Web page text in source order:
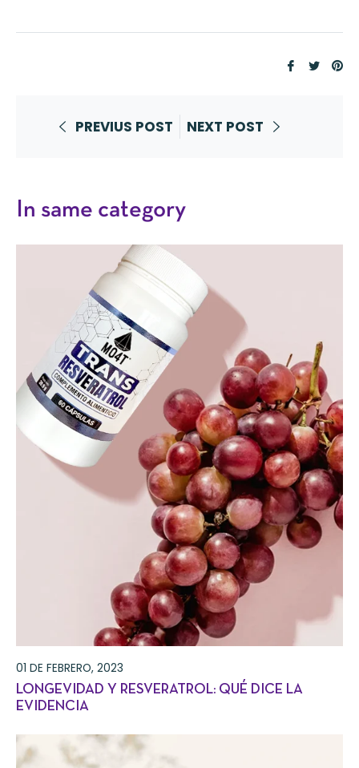
PREVIUS POST NEXT POST
In same category
01 DE FEBRERO, 2023
LONGEVIDAD Y RESVERATROL: QUÉ DICE LA
EVIDENCIA